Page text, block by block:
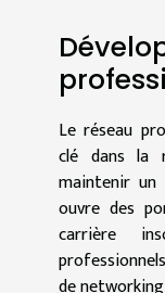
Le réseau
clé dans la
maintenir
ouvre des
carrière
de